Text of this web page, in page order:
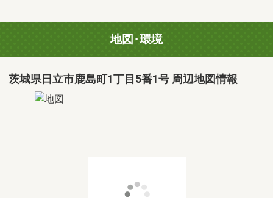
地図･環境
茨城県日立市鹿島町1丁目5番1号 周辺地図情報